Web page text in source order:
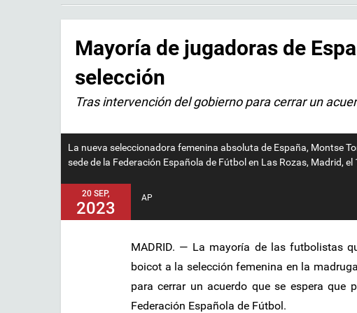
Mayoría de jugadoras de
selección
Tras intervención del gobierno para cerrar un
La nueva seleccionadora femenina absoluta de España, Montse
sede de la Federación Española de Fútbol en Las Rozas, Madrid,
20 SEP,
2023
AP
MADRID. — La mayoría de las futbolistas
boicot a la selección femenina en la
para cerrar un acuerdo que se espera que
Federación Española de Fútbol.